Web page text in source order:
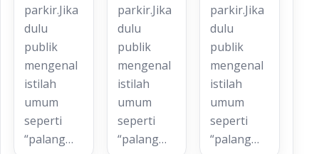
parkir.Jika
dulu
publik
mengenal
istilah
umum
seperti
“palang…
parkir.Jika
dulu
publik
mengenal
istilah
umum
seperti
“palang…
parkir.Jika
dulu
publik
mengenal
istilah
umum
seperti
“palang…